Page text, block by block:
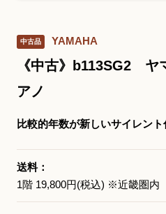
大阪・本町のピアノ専門店
〒541-0057
大阪府大阪市中央区北久宝寺町3
中古品 YAMAHA
《中古》b113SG2 ヤ
アノ
比較的年数が新しいサイレント
送料：
1階 19,800円(税込) ※近畿圏